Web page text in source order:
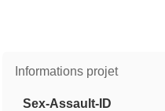
Informations projet
Sex-Assault-ID